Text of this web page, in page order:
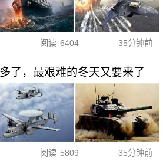
阅读 6404 35分钟前
了，最艰难的冬天又要来了
阅读 5809 35分钟前